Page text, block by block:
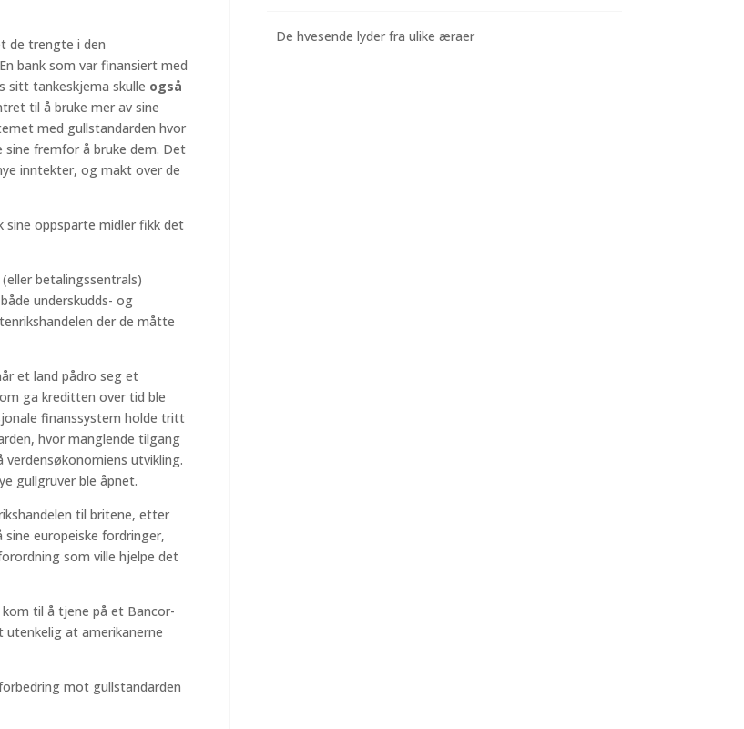
de trengte i den
bank som var finansiert med
sitt tankeskjema skulle også
til å bruke mer av sine
med gullstandarden hvor
fremfor å bruke dem. Det
inntekter, og makt over de
sine oppsparte midler fikk det
betalingssentrals)
underskudds- og
der de måtte
et land pådro seg et
ga kreditten over tid ble
finanssystem holde tritt
hvor manglende tilgang
verdensøkonomiens utvikling.
gullgruver ble åpnet.
til britene, etter
sine europeiske fordringer,
som ville hjelpe det
til å tjene på et Bancor-
utenkelig at amerikanerne
mot gullstandarden
De hvesende lyder fra ulike æraer